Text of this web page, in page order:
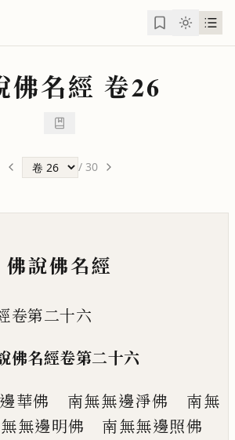
佛名經 卷26
/ 30
佛說佛名經
卷第二十六
佛名經卷第二十六
華佛 南無無邊淨佛 南無
無邊明佛 南無無邊照佛